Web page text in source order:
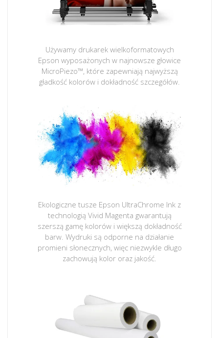
Używamy drukarek wielkoformatowych
Epson wyposażonych w najnowsze głowice
MicroPiezo™, które zapewniają najwyższą
gładkość kolorów i dokładność szczegółów.
Ekologiczne tusze Epson UltraChrome Ink z
technologią Vivid Magenta gwarantują
szerszą gamę kolorów i większą dokładność
barw. Wydruki są odporne na działanie
promieni słonecznych, więc niezwykle długo
zachowują kolor oraz jakość.